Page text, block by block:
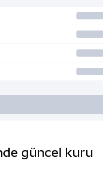
güncel kuru